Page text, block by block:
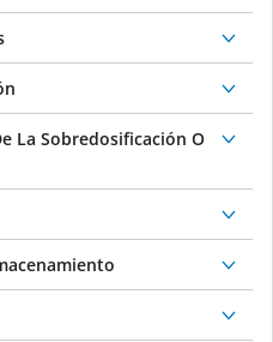
La Sobredosificación O